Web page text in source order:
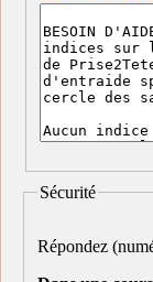
Sécurité
Répondez